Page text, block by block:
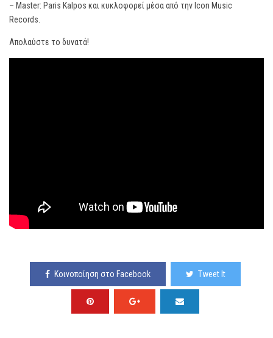
– Master: Paris Kalpos και κυκλοφορεί μέσα από την Ιcon Music
Records.
Aπολαύστε το δυνατά!
Κοινοποίηση στο Facebook Tweet It